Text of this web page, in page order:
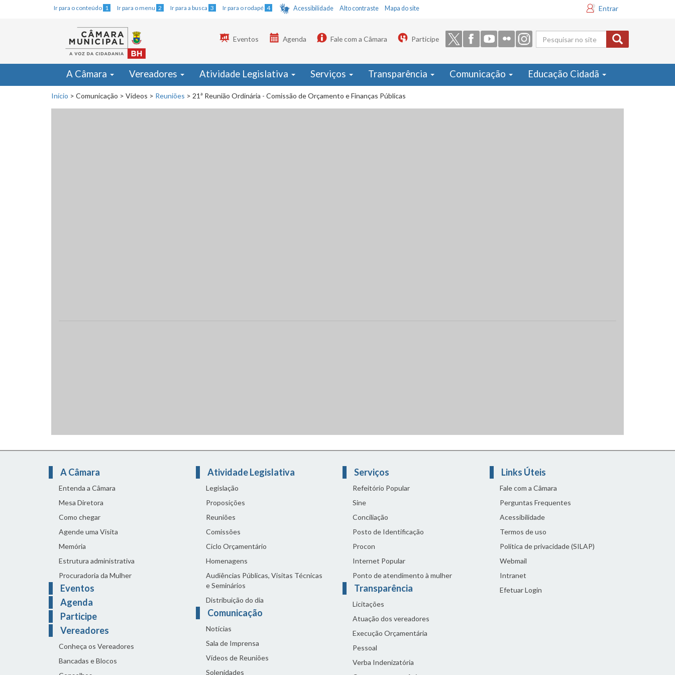
Ir para o conteúdo 1 Ir para o menu 2 Ir para a busca 3 Ir para o rodapé 4 Acessibilidade Alto contraste Mapa do site Entrar
Formulário
de busca
Eventos Agenda Fale com a Câmara Participe
A Câmara Vereadores Atividade Legislativa Serviços Transparência Comunicação Educação Cidadã
Início > Comunicação > Vídeos > Reuniões > 21ª Reunião Ordinária - Comissão de Orçamento e Finanças Públicas
A Câmara
Entenda a Câmara
Mesa Diretora
Como chegar
Agende uma Visita
Memória
Estrutura administrativa
Procuradoria da Mulher
Eventos
Agenda
Participe
Vereadores
Conheça os Vereadores
Bancadas e Blocos
Atividade Legislativa
Legislação
Proposições
Reuniões
Comissões
Ciclo Orçamentário
Homenagens
Audiências Públicas, Visitas Técnicas
e Seminários
Distribuição do dia
Comunicação
Notícias
Sala de Imprensa
Vídeos de Reuniões
Solenidades
Serviços
Refeitório Popular
Sine
Conciliação
Posto de Identificação
Procon
Internet Popular
Ponto de atendimento à mulher
Transparência
Licitações
Atuação dos vereadores
Execução Orçamentária
Pessoal
Verba Indenizatória
Links Úteis
Fale com a Câmara
Perguntas Frequentes
Acessibilidade
Termos de uso
Política de privacidade (SILAP)
Webmail
Intranet
Efetuar Login